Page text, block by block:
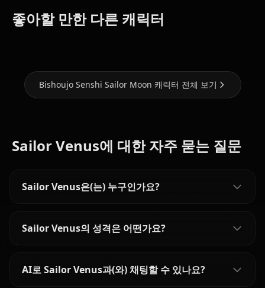
좋아할 만한 다른 캐릭터
Tsukino
Bishoujo Senshi Sailor Moon 캐릭터 전체 보기
Sailor Venus에 대한 자주 묻는 질문
Sailor Venus은(는) 누구인가요?
Sailor Venus의 성격은 어떤가요?
AI로 Sailor Venus과(와) 채팅할 수 있나요?